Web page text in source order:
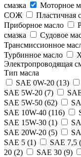
смазка
Моторное
СОЖ
Пластичная
Приборное масло
смазка
Судовое
Трансмиссионное
Турбинное масло
Электропроводящая
Тип масла
SAE 0W-20 (13)
SAE 5W-20 (7)
SAE 5W-50 (62)
SAE 10W-40 (116)
SAE 15W-30 (1)
SAE 20W-20 (5)
SAE 5 (1)
SAE 7,5
20 (2)
SAE 30 (9)